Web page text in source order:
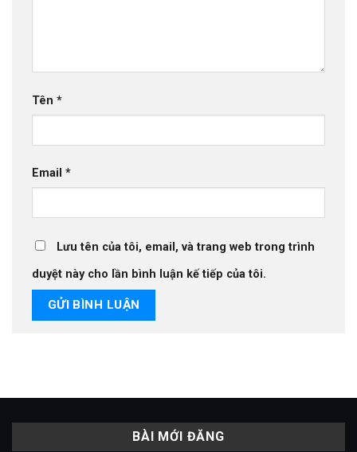
Tên *
Email *
Lưu tên của tôi, email, và trang web trong trình
duyệt này cho lần bình luận kế tiếp của tôi.
BÀI MỚI ĐĂNG